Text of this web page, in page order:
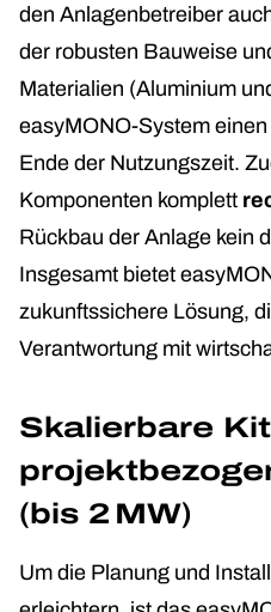
den Anlagenbetreiber
der robusten Bauweise
Materialien (Aluminium
easyMONO-System einen
Ende der Nutzungszeit.
Komponenten komplett
Rückbau der Anlage kein
Insgesamt bietet
zukunftssichere Lösung,
Verantwortung mit
Skalierbare
(bis 2 MW)
Um die Planung und